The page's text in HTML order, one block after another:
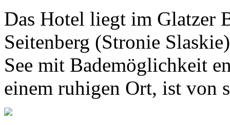
Das Hotel liegt im Glatzer
Seitenberg (Stronie
See mit Bademöglichkeit
einem ruhigen Ort, ist von